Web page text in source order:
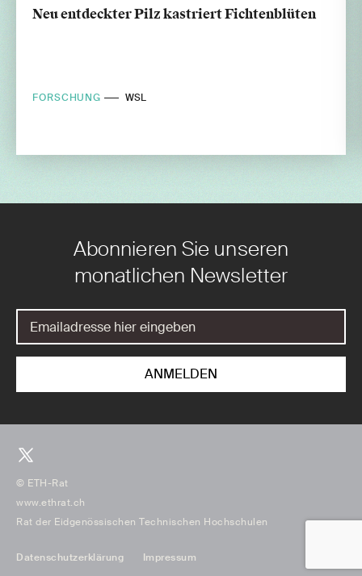
Neu entdeckter Pilz kastriert Fichtenblüten
FORSCHUNG WSL
Abonnieren Sie unseren
monatlichen Newsletter
© ETH-Rat
www.ethrat.ch
Rat der Eidgenössischen Technischen Hochschulen
Datenschutzerklärung Impressum